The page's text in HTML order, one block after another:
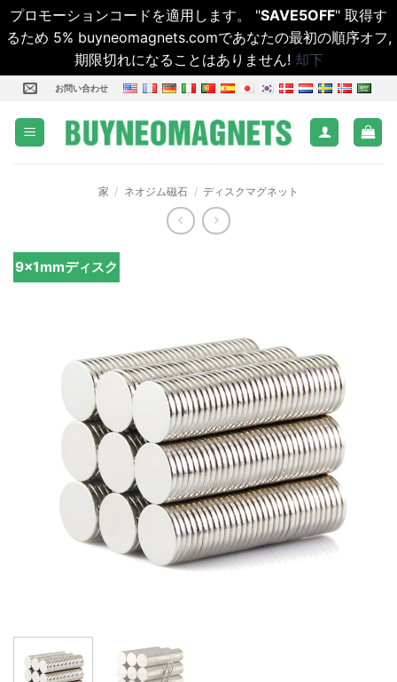
プロモーションコードを適用します。 "SAVE5OFF" 取得す
るため 5% buyneomagnets.comであなたの最初の順序オフ,
期限切れになることはありません! 却下
お問い合わせ
家 / ネオジム磁石 / ディスクマグネット
9x1mmディスク